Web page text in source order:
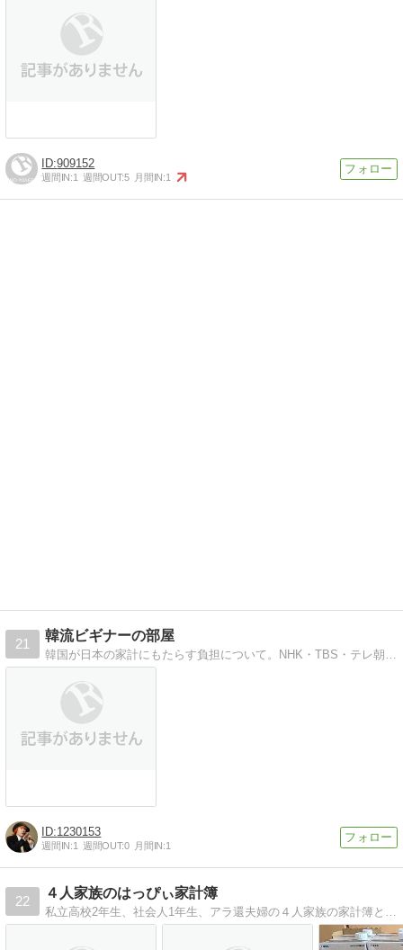
909152
週間IN:1 週間OUT:5 月間IN:1
21
韓流ビギナーの部屋
韓国が日本の家計にもたらす負担について。NHK・TBS・テレ朝の韓国汚染はフジより深刻です。ニュースも嘘！信じちゃダメ！
1230153
週間IN:1 週間OUT:0 月間IN:1
22
４人家族のはっぴぃ家計簿
私立高校2年生、社会人1年生、アラ還夫婦の４人家族の家計簿とお得な情報を綴っています。